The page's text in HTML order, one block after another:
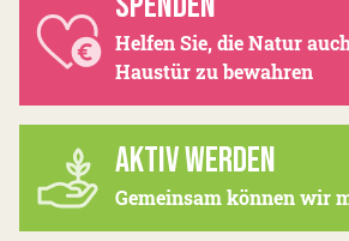
Helfen Sie, die Natur
Haustür zu bewahren
AKTIV WERDEN
Gemeinsam können wir